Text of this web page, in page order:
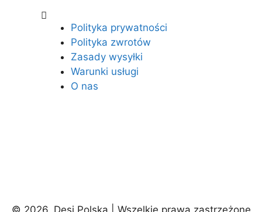
Polityka prywatności
Polityka zwrotów
Zasady wysyłki
Warunki usługi
O nas
© 2026, Desi Polska | Wszelkie prawa zastrzeżone